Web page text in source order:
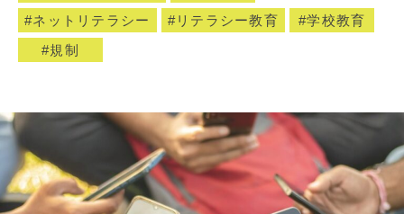
ネットリテラシー
リテラシー教育
学校教育
規制